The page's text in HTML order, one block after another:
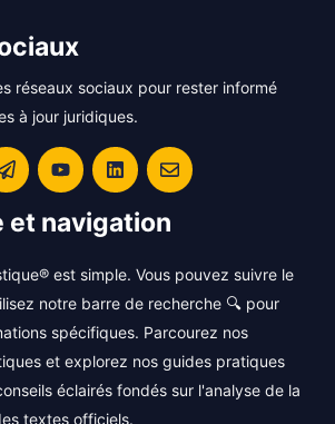
réseaux sociaux pour rester informé
à jour juridiques.
et navigation
est simple. Vous pouvez suivre le
notre barre de recherche 🔍 pour
spécifiques. Parcourez nos
et explorez nos guides pratiques
éclairés fondés sur l'analyse de la
textes officiels.